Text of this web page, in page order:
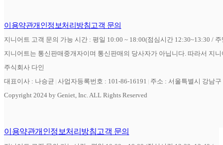
이용약관개인정보처리방침고객 문의
지니어트 고객 문의 가능 시간 : 평일 10:00 ~ 18:00(점심시간 12:30~13:30 /
지니어트는 통신판매중개자이며 통신판매의 당사자가 아닙니다. 따라서 지
주식회사 다인
대표이사 : 나승균 사업자등록번호 : 101-86-16191
주소 : 서울특별시 강남
Copyright 2024 by Geniet, Inc. ALL Rights Reserved
이용약관개인정보처리방침고객 문의